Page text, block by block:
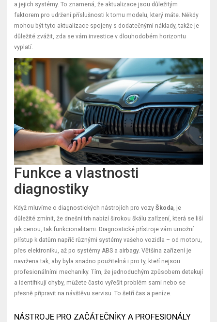
a jejich systémy. To znamená, že aktualizace jsou důležitým
faktorem pro udržení příslušnosti k tomu modelu, který máte. Někdy
mohou být tyto aktualizace spojeny s dodatečnými náklady, takže je
důležité zvážit, zda se vám investice v dlouhodobém horizontu
vyplatí.
Funkce a vlastnosti
diagnostiky
Když mluvíme o diagnostických nástrojích pro vozy Škoda, je
důležité zmínit, že dnešní trh nabízí širokou škálu zařízení, která se liší
jak cenou, tak funkcionalitami. Diagnostické přístroje vám umožní
přístup k datům napříč různými systémy vašeho vozidla – od motoru,
přes elektroniku, až po systémy ABS a airbagy. Většina zařízení je
navržena tak, aby byla snadno použitelná i pro ty, kteří nejsou
profesionálními mechaniky. Tím, že jednoduchým způsobem detekují
a identifikují chyby, můžete často vyřešit problém sami nebo se
přesně připravit na návštěvu servisu. To šetří čas a peníze.
NÁSTROJE PRO ZAČÁTEČNÍKY A PROFESIONÁLY